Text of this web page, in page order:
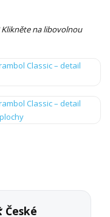
Klikněte na libovolnou
České